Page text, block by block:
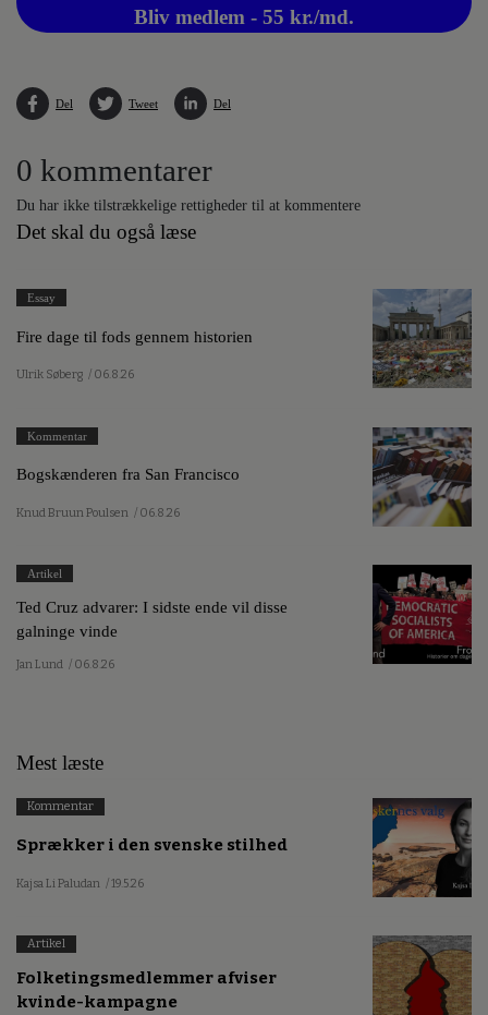
Bliv medlem - 55 kr./md.
Del Tweet Del
0 kommentarer
Du har ikke tilstrækkelige rettigheder til at kommentere
Det skal du også læse
Essay
Fire dage til fods gennem historien
Ulrik Søberg / 06.8.26
Kommentar
Bogskænderen fra San Francisco
Knud Bruun Poulsen / 06.8.26
Artikel
Ted Cruz advarer: I sidste ende vil disse
galninge vinde
Jan Lund / 06.8.26
Mest læste
Kommentar
Sprækker i den svenske stilhed
Kajsa Li Paludan / 19.5.26
Artikel
Folketingsmedlemmer afviser
kvinde-kampagne